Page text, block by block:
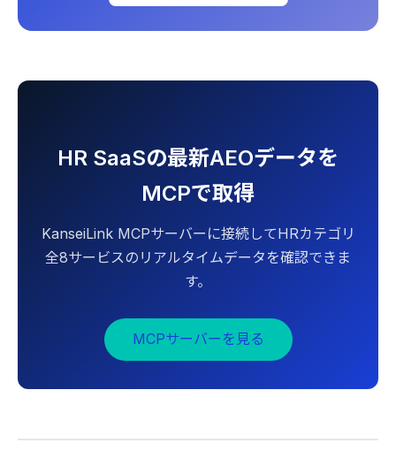
HR SaaSの最新AEOデータを
MCPで取得
KanseiLink MCPサーバーに接続してHRカテゴリ
全8サービスのリアルタイムデータを確認できま
す。
MCPサーバーを見る